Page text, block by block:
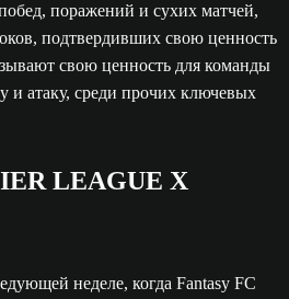
поражений и сухих матчей,
подтвердивших свою ценность
свою ценность для команды
и атаку, среди прочих ключевых
LEAGUE X
неделе, когда Fantasy FC